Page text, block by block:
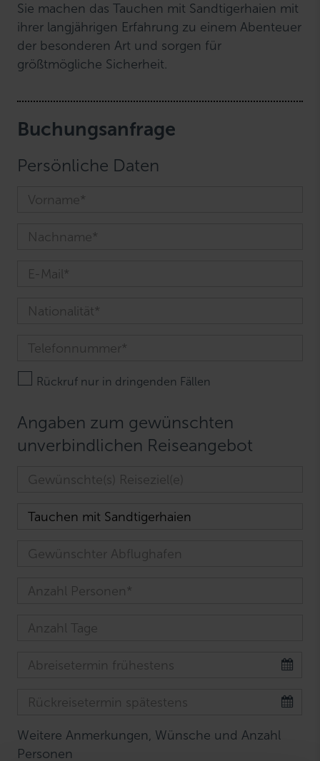
Sie machen das Tauchen mit Sandtigerhaien mit
ihrer langjährigen Erfahrung zu einem Abenteuer
der besonderen Art und sorgen für
größtmögliche Sicherheit.
Buchungsanfrage
Persönliche Daten
Rückruf nur in dringenden Fällen
Angaben zum gewünschten
unverbindlichen Reiseangebot
Weitere Anmerkungen, Wünsche und Anzahl
Personen